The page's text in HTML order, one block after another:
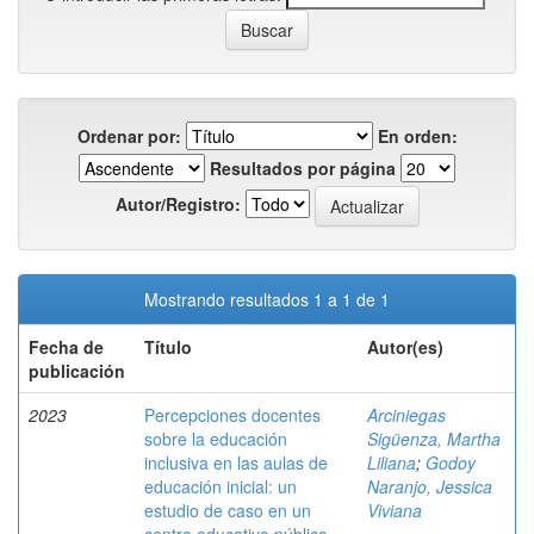
Ordenar por:
En orden:
Resultados por página
Autor/Registro:
Mostrando resultados 1 a 1 de 1
Fecha de
publicación
Título Autor(es)
2023
Percepciones docentes
sobre la educación
inclusiva en las aulas de
educación inicial: un
estudio de caso en un
Arciniegas
Sigüenza, Martha
Liliana; Godoy
Naranjo, Jessica
Viviana